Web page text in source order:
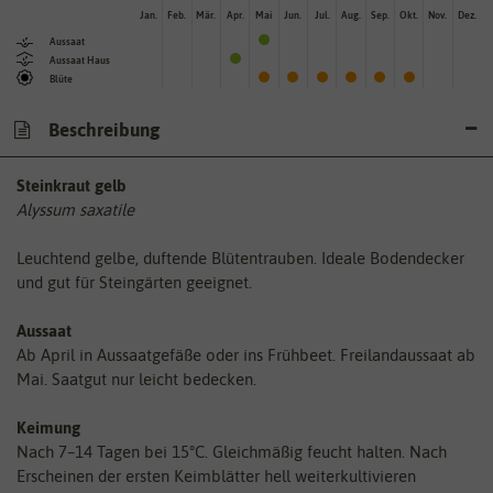
Aussaat
Aussaat Haus
Blüte
Jan. Feb. Mär. Apr. Mai Jun. Jul. Aug. Sep. Okt. Nov. Dez.
Beschreibung
Steinkraut gelb
Alyssum saxatile
Leuchtend gelbe, duftende Blütentrauben. Ideale Bodendecker
und gut für Steingärten geeignet.
Aussaat
Ab April in Aussaatgefäße oder ins Frühbeet. Freilandaussaat ab
Mai. Saatgut nur leicht bedecken.
Keimung
Nach 7–14 Tagen bei 15°C. Gleichmäßig feucht halten. Nach
Erscheinen der ersten Keimblätter hell weiterkultivieren